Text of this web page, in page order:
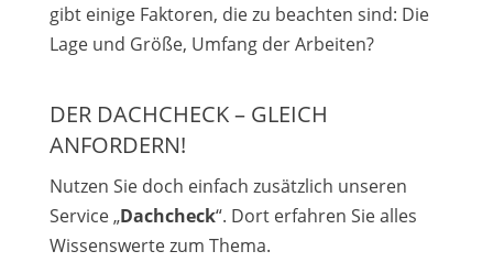
gibt einige Faktoren, die zu beachten sind: Die
Lage und Größe, Umfang der Arbeiten?
DER DACHCHECK – GLEICH
ANFORDERN!
Nutzen Sie doch einfach zusätzlich unseren
Service „Dachcheck“. Dort erfahren Sie alles
Wissenswerte zum Thema.